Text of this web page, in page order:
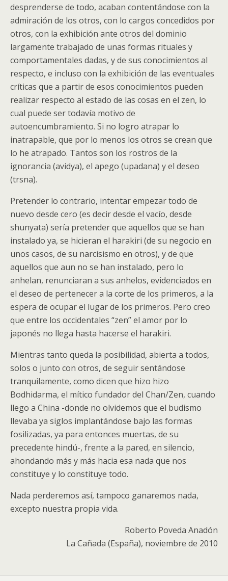
desprenderse de todo, acaban contentándose con la
admiración de los otros, con lo cargos concedidos por
otros, con la exhibición ante otros del dominio
largamente trabajado de unas formas rituales y
comportamentales dadas, y de sus conocimientos al
respecto, e incluso con la exhibición de las eventuales
críticas que a partir de esos conocimientos pueden
realizar respecto al estado de las cosas en el zen, lo
cual puede ser todavía motivo de
autoencumbramiento. Si no logro atrapar lo
inatrapable, que por lo menos los otros se crean que
lo he atrapado. Tantos son los rostros de la
ignorancia (avidya), el apego (upadana) y el deseo
(trsna).
Pretender lo contrario, intentar empezar todo de
nuevo desde cero (es decir desde el vacío, desde
shunyata) sería pretender que aquellos que se han
instalado ya, se hicieran el harakiri (de su negocio en
unos casos, de su narcisismo en otros), y de que
aquellos que aun no se han instalado, pero lo
anhelan, renunciaran a sus anhelos, evidenciados en
el deseo de pertenecer a la corte de los primeros, a la
espera de ocupar el lugar de los primeros. Pero creo
que entre los occidentales “zen” el amor por lo
japonés no llega hasta hacerse el harakiri.
Mientras tanto queda la posibilidad, abierta a todos,
solos o junto con otros, de seguir sentándose
tranquilamente, como dicen que hizo hizo
Bodhidarma, el mítico fundador del Chan/Zen, cuando
llego a China -donde no olvidemos que el budismo
llevaba ya siglos implantándose bajo las formas
fosilizadas, ya para entonces muertas, de su
precedente hindú-, frente a la pared, en silencio,
ahondando más y más hacia esa nada que nos
constituye y lo constituye todo.
Nada perderemos así, tampoco ganaremos nada,
excepto nuestra propia vida.
Roberto Poveda Anadón
La Cañada (España), noviembre de 2010